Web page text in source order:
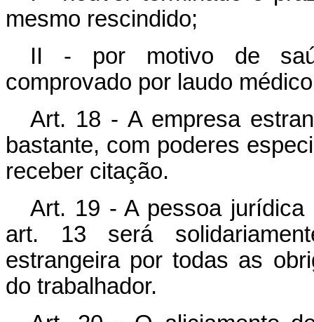
mesmo rescindido;
II - por motivo de
comprovado por laudo
Art. 18 - A empresa
bastante, com poderes
receber citação.
Art. 19 - A pessoa
art. 13 será
estrangeira por todas as
do trabalhador.